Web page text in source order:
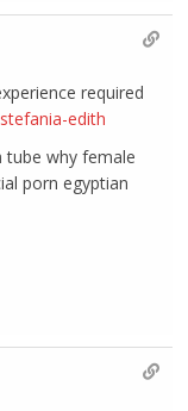
required
edith
tube why female
porn egyptian